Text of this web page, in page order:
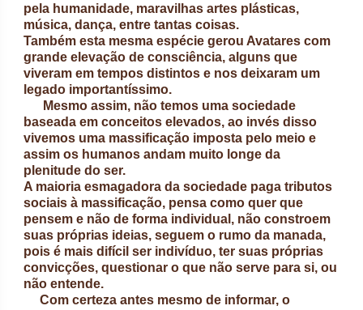
pela humanidade, maravilhas artes plásticas,
música, dança, entre tantas coisas.
Também esta mesma espécie gerou Avatares com
grande elevação de consciência, alguns que
viveram em tempos distintos e nos deixaram um
legado importantíssimo.
Mesmo assim, não temos uma sociedade
baseada em conceitos elevados, ao invés disso
vivemos uma massificação imposta pelo meio e
assim os humanos andam muito longe da
plenitude do ser.
A maioria esmagadora da sociedade paga tributos
sociais à massificação, pensa como quer que
pensem e não de forma individual, não constroem
suas próprias ideias, seguem o rumo da manada,
pois é mais difícil ser indivíduo, ter suas próprias
convicções, questionar o que não serve para si, ou
não entende.
Com certeza antes mesmo de informar, o